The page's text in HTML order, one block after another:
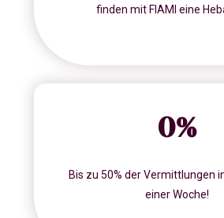
finden mit FIAMI eine
0%
Bis zu 50% der Vermittlungen
einer Woche!